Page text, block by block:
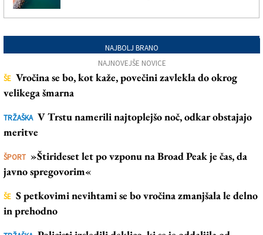
NAJBOLJ BRANO
NAJNOVEJŠE NOVICE
ŠE Vročina se bo, kot kaže, povečini zavlekla do okrog
velikega šmarna
TRŽAŠKA V Trstu namerili najtoplejšo noč, odkar obstajajo
meritve
ŠPORT »Štirideset let po vzponu na Broad Peak je čas, da
javno spregovorim«
ŠE S petkovimi nevihtami se bo vročina zmanjšala le delno
in prehodno